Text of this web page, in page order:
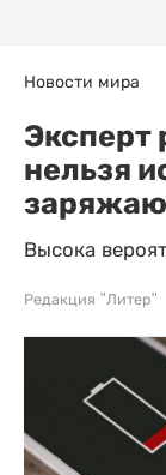
Новости мира
Эксперт
нельзя
Высока
Редакция "Литер"